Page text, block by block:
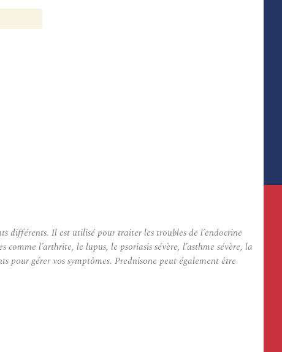
différents. Il est utilisé pour traiter les troubles de l’endocrine
l’arthrite, le lupus, le psoriasis sévère, l’asthme sévère, la
pour gérer vos symptômes. Prednisone peut également être